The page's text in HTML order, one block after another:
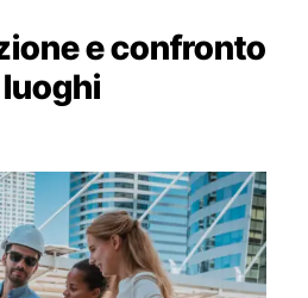
e confronto